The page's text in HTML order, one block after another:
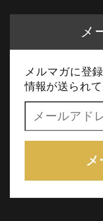
メ
メルマガに登
情報が送られ
メ